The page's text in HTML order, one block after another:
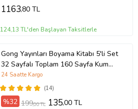
1163,80 TL
124,13 TL'den Başlayan Taksitlerle
Gong Yayınları Boyama Kitabı 5'li Set
32 Sayfalı Toplam 160 Sayfa Kum
Boyama Hediyeli (Buz-Buz)
(14)
24 Saatte Kargo
%32 199,00 TL 135,00 TL